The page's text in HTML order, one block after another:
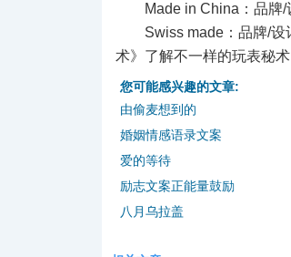
Made in China：品牌
Swiss made：品牌/
术》了解不一样的玩表秘术
您可能感兴趣的文章:
由偷麦想到的
婚姻情感语录文案
爱的等待
励志文案正能量鼓励
八月乌拉盖